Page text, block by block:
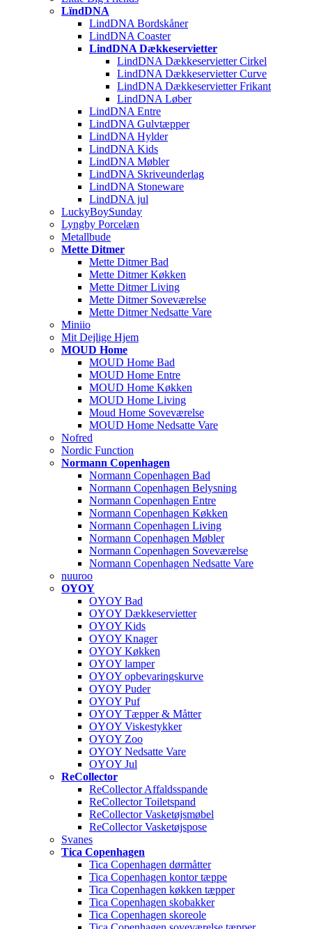
LïndDNA
LindDNA Bordskåner
LindDNA Coaster
LindDNA Dækkeservietter
LindDNA Dækkeservietter Cirkel
LindDNA Dækkeservietter Curve
LindDNA Dækkeservietter Frikant
LindDNA Løber
LindDNA Entre
LindDNA Gulvtæpper
LindDNA Hylder
LindDNA Kids
LindDNA Møbler
LindDNA Skriveunderlag
LindDNA Stoneware
LindDNA jul
LuckyBoySunday
Lyngby Porcelæn
Metallbude
Mette Ditmer
Mette Ditmer Bad
Mette Ditmer Køkken
Mette Ditmer Living
Mette Ditmer Soveværelse
Mette Ditmer Nedsatte Vare
Miniio
Mit Dejlige Hjem
MOUD Home
MOUD Home Bad
MOUD Home Entre
MOUD Home Køkken
MOUD Home Living
Moud Home Soveværelse
MOUD Home Nedsatte Vare
Nofred
Nordic Function
Normann Copenhagen
Normann Copenhagen Bad
Normann Copenhagen Belysning
Normann Copenhagen Entre
Normann Copenhagen Køkken
Normann Copenhagen Living
Normann Copenhagen Møbler
Normann Copenhagen Soveværelse
Normann Copenhagen Nedsatte Vare
nuuroo
OYOY
OYOY Bad
OYOY Dækkeservietter
OYOY Kids
OYOY Knager
OYOY Køkken
OYOY lamper
OYOY opbevaringskurve
OYOY Puder
OYOY Puf
OYOY Tæpper & Måtter
OYOY Viskestykker
OYOY Zoo
OYOY Nedsatte Vare
OYOY Jul
ReCollector
ReCollector Affaldsspande
ReCollector Toiletspand
ReCollector Vasketøjsmøbel
ReCollector Vasketøjspose
Svanes
Tica Copenhagen
Tica Copenhagen dørmåtter
Tica Copenhagen kontor tæppe
Tica Copenhagen køkken tæpper
Tica Copenhagen skobakker
Tica Copenhagen skoreole